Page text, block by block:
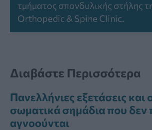
τμήματος σπονδυλικής στήλης
Orthopedic & Spine Clinic.
Διαβάστε Περισσότερα
Πανελλήνιες εξετάσεις και
σωματικά σημάδια που δεν
αγνοούνται